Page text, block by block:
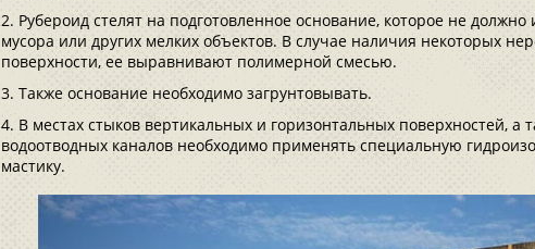
Рубероид стелят на подготовленное основание, которое не должно
мусора или других мелких объектов. В случае наличия некоторых
поверхности, ее выравнивают полимерной смесью.
Также основание необходимо загрунтовывать.
В местах стыков вертикальных и горизонтальных поверхностей, а
водоотводных каналов необходимо применять специальную
мастику.